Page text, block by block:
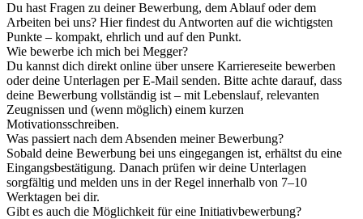
Du hast Fragen zu deiner Bewerbung, dem Ablauf oder dem
Arbeiten bei uns? Hier findest du Antworten auf die wichtigsten
Punkte – kompakt, ehrlich und auf den Punkt.
Wie bewerbe ich mich bei Megger?
Du kannst dich direkt online über unsere Karriereseite bewerben
oder deine Unterlagen per E-Mail senden. Bitte achte darauf, dass
deine Bewerbung vollständig ist – mit Lebenslauf, relevanten
Zeugnissen und (wenn möglich) einem kurzen
Motivationsschreiben.
Was passiert nach dem Absenden meiner Bewerbung?
Sobald deine Bewerbung bei uns eingegangen ist, erhältst du eine
Eingangsbestätigung. Danach prüfen wir deine Unterlagen
sorgfältig und melden uns in der Regel innerhalb von 7–10
Werktagen bei dir.
Gibt es auch die Möglichkeit für eine Initiativbewerbung?